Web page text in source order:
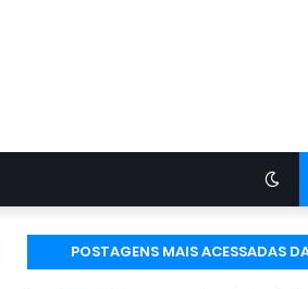
POSTAGENS MAIS ACESSADAS